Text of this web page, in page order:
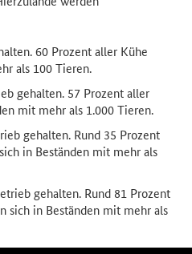
60 Prozent aller Kühe
als 100 Tieren.
gehalten. 57 Prozent aller
mit mehr als 1.000 Tieren.
gehalten. Rund 35 Prozent
in Beständen mit mehr als
gehalten. Rund 81 Prozent
sich in Beständen mit mehr als